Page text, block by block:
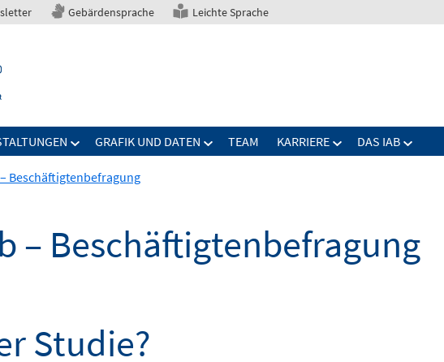
Gebärdensprache Leichte Sprache
GRAFIK UND DATEN TEAM KARRIERE DAS IAB
Beschäftigtenbefragung
– Beschäftigtenbefragung
Studie?